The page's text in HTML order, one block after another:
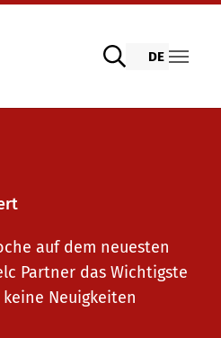
2.0
DE
auf dem neuesten
Partner das Wichtigste
Neuigkeiten